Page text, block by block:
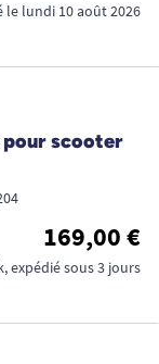
le lundi 10 août 2026
pour scooter
169,00 €
expédié sous 3 jours